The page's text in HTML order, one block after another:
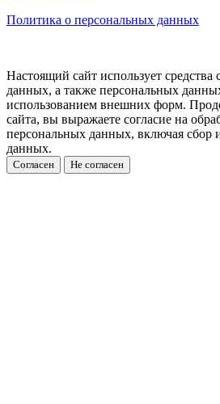
Политика о персональных данных
Настоящий сайт использует средства
данных, а также персональных
использованием внешних форм.
сайта, вы выражаете согласие на
персональных данных, включая сбор
данных.
Согласен Не согласен